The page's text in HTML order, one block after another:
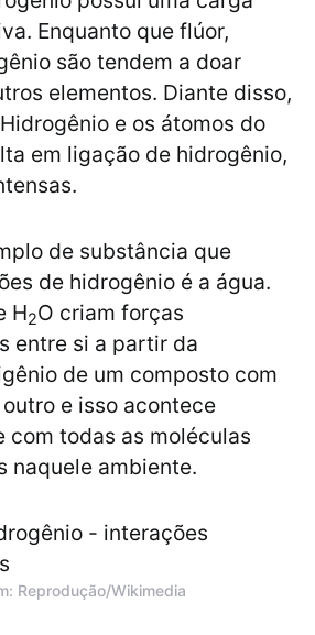
Enquanto que flúor,
são tendem a doar
elementos. Diante disso,
e os átomos do
em ligação de hidrogênio,
de substância que
de hidrogênio é a água.
H2O criam forças
entre si a partir da
de um composto com
e isso acontece
com todas as moléculas
naquele ambiente.
Reprodução/Wikimedia